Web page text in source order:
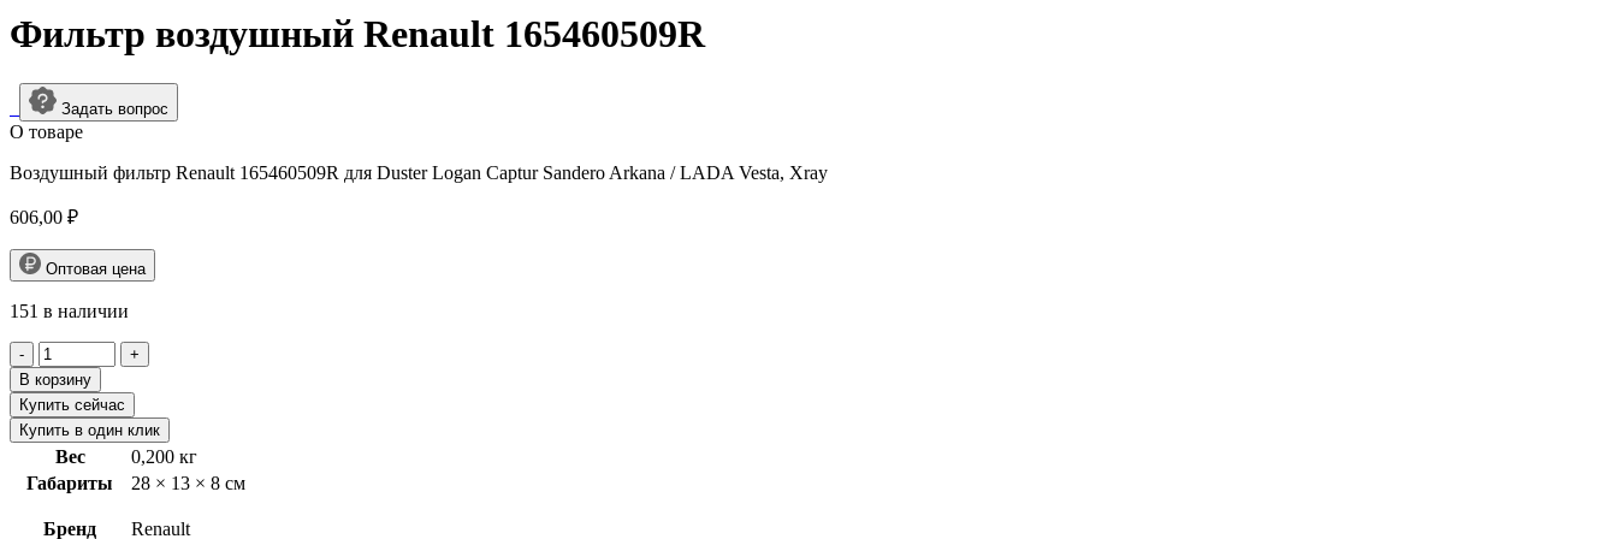
Фильтр воздушный Renault 165460509R
Задать вопрос
О товарe
Воздушный фильтр Renault 165460509R для Duster Logan Captur Sandero Arkana / LADA Vesta, Xray
606,00 ₽
Оптовая цена
151 в наличии
Количество
товара
Фильтр
воздушный
Renault
165460509R
В корзину
Купить сейчас
Купить в один клик
Вес
0,200 кг
Габариты
28 × 13 × 8 см
Бренд Renault